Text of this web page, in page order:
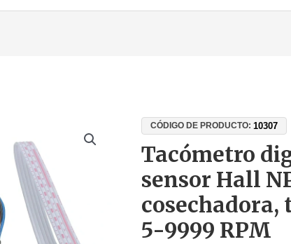
CÓDIGO DE PRODUCTO:10307
Tacómetro
sensor Hall
cosechadora,
5-9999 RPM
Tacómetro
LED
con
Hall
NPN